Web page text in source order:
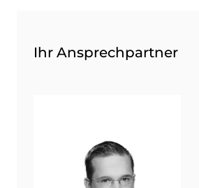
Ihr Ansprechpartner